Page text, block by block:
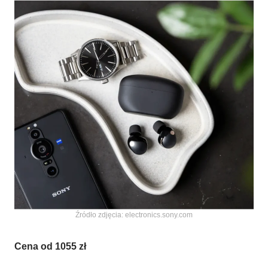
Źródło zdjęcia: electronics.sony.com
Cena od 1055 zł